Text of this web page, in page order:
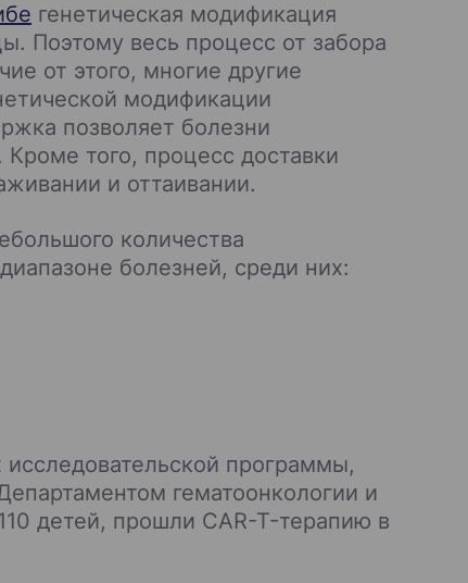
генетическая модификация
Поэтому весь процесс от забора
от этого, многие другие
модификации
позволяет болезни
того, процесс доставки
и оттаивании.
количества
болезней, среди них:
исследовательской программы,
гематоонкологии и
детей, прошли CAR-T-терапию в